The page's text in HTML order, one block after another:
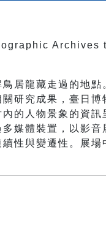
Archives
居龍藏走過的地點
研究成果，臺日博
的人物景象的資訊
媒體裝置，以影音
性與變遷性。展場